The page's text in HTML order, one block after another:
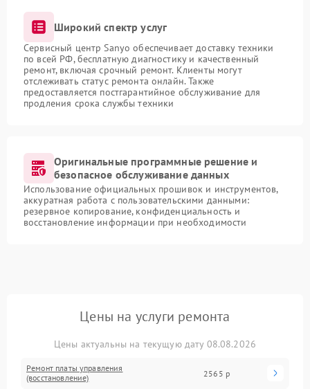
Широкий спектр услуг
Сервисный центр Sanyo обеспечивает доставку техники
по всей РФ, бесплатную диагностику и качественный
ремонт, включая срочный ремонт. Клиенты могут
отслеживать статус ремонта онлайн. Также
предоставляется постгарантийное обслуживание для
продления срока службы техники
Оригинальные программные решение и
безопасное обслуживание данных
Использование официальных прошивок и инструментов,
аккуратная работа с пользовательскими данными:
резервное копирование, конфиденциальность и
восстановление информации при необходимости
Цены на услуги ремонта
Цены актуальны на текущую дату 08.08.2026
Ремонт платы управления
(восстановление)
2565 р